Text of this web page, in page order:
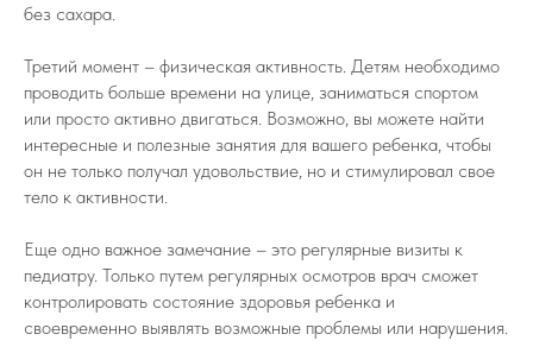
без сахара.
Третий момент – физическая активность. Детям необходимо
проводить больше времени на улице, заниматься спортом
или просто активно двигаться. Возможно, вы можете найти
интересные и полезные занятия для вашего ребенка, чтобы
он не только получал удовольствие, но и стимулировал свое
тело к активности.
Еще одно важное замечание – это регулярные визиты к
педиатру. Только путем регулярных осмотров врач сможет
контролировать состояние здоровья ребенка и
своевременно выявлять возможные проблемы или нарушения.